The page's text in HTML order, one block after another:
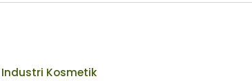
Kosmetik